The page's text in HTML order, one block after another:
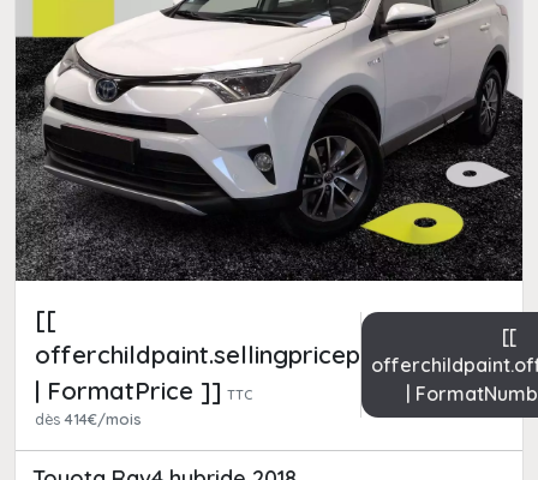
[[
offerchildpaint.sellingpricepart_ttc
| FormatPrice ]] TTC
dès414€/mois
[[
|